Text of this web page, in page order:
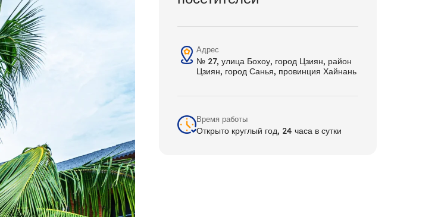
Адрес
№ 27, улица Бохоу, город Цзиян, район
Цзиян, город Санья, провинция Хайнань
Время работы
Открыто круглый год, 24 часа в сутки